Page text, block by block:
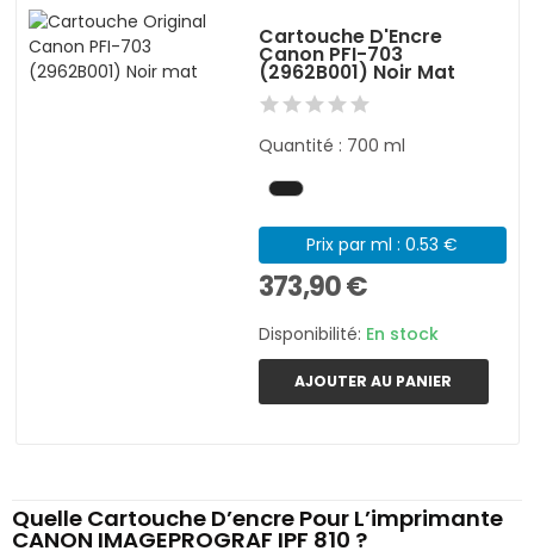
Cartouche D'Encre
Canon PFI-703
(2962B001) Noir Mat
Quantité : 700 ml
Prix par ml : 0.53 €
373,90 €
Disponibilité: En stock
AJOUTER AU PANIER
Quelle Cartouche D’encre Pour L’imprimante
CANON IMAGEPROGRAF IPF 810 ?